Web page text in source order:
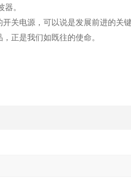
。
关电源，可以说是发展前进的关键
正是我们如既往的使命。